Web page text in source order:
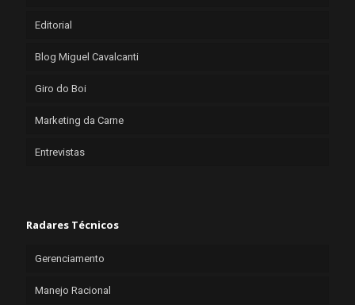
Editorial
Blog Miguel Cavalcanti
Giro do Boi
Marketing da Carne
Entrevistas
Radares Técnicos
Gerenciamento
Manejo Racional